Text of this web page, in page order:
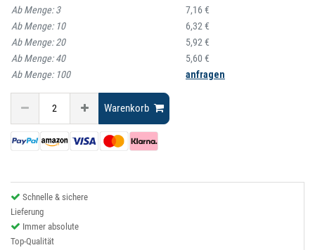
Ab Menge:3
7,16 €
Ab Menge: 10
6,32 €
Ab Menge:20
5,92 €
Ab Menge:40
5,60 €
Ab Menge: 100 anfragen
Warenkorb
Schnelle & sichere
Lieferung
Immer absolute
Top-Qualität